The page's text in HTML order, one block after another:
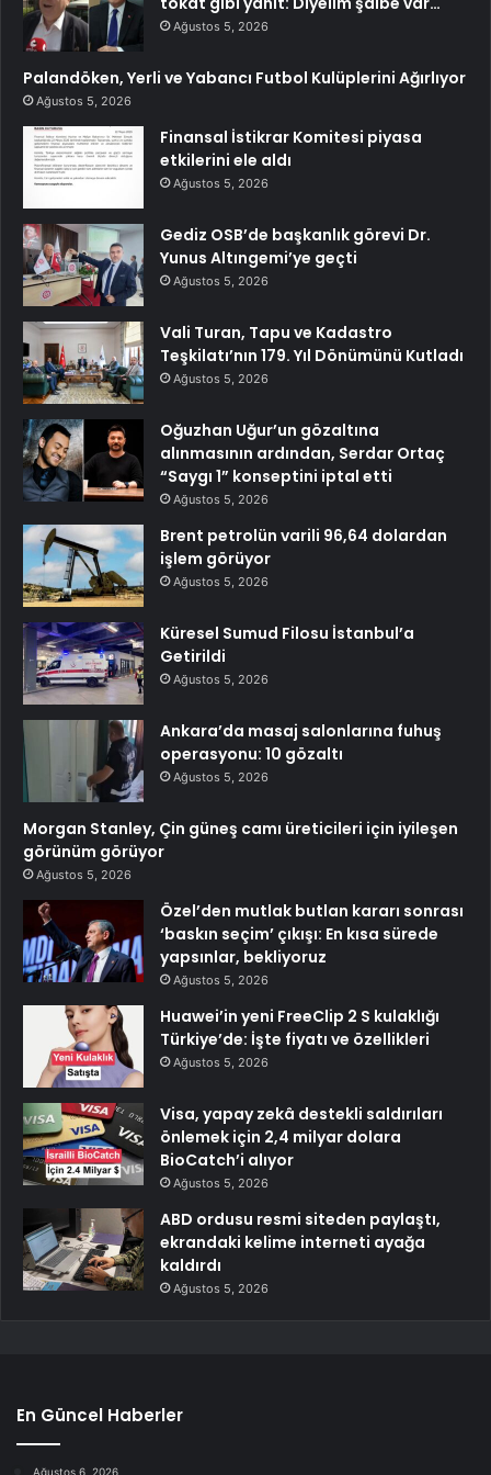
Ağustos 5, 2026
Palandöken, Yerli ve Yabancı Futbol Kulüplerini Ağırlıyor
Ağustos 5, 2026
Finansal İstikrar Komitesi piyasa
etkilerini ele aldı
Ağustos 5, 2026
Gediz OSB’de başkanlık görevi Dr.
Yunus Altıngemi’ye geçti
Ağustos 5, 2026
Vali Turan, Tapu ve Kadastro
Teşkilatı’nın 179. Yıl Dönümünü Kutladı
Ağustos 5, 2026
Oğuzhan Uğur’un gözaltına
alınmasının ardından, Serdar Ortaç
“Saygı 1” konseptini iptal etti
Ağustos 5, 2026
Brent petrolün varili 96,64 dolardan
işlem görüyor
Ağustos 5, 2026
Küresel Sumud Filosu İstanbul’a
Getirildi
Ağustos 5, 2026
Ankara’da masaj salonlarına fuhuş
operasyonu: 10 gözaltı
Ağustos 5, 2026
Morgan Stanley, Çin güneş camı üreticileri için iyileşen
görünüm görüyor
Ağustos 5, 2026
Özel’den mutlak butlan kararı sonrası
‘baskın seçim’ çıkışı: En kısa sürede
yapsınlar, bekliyoruz
Ağustos 5, 2026
Huawei’in yeni FreeClip 2 S kulaklığı
Türkiye’de: İşte fiyatı ve özellikleri
Ağustos 5, 2026
Visa, yapay zekâ destekli saldırıları
önlemek için 2,4 milyar dolara
BioCatch’i alıyor
Ağustos 5, 2026
ABD ordusu resmi siteden paylaştı,
ekrandaki kelime interneti ayağa
kaldırdı
Ağustos 5, 2026
En Güncel Haberler
Ağustos 6, 2026